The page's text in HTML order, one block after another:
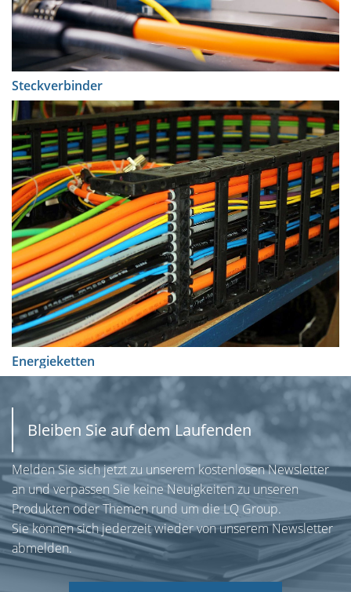
Steckverbinder
Energieketten
Bleiben Sie auf dem Laufenden
Melden Sie sich jetzt zu unserem kostenlosen Newsletter
an und verpassen Sie keine Neuigkeiten zu unseren
Produkten oder Themen rund um die LQ Group.
Sie können sich jederzeit wieder von unserem Newsletter
abmelden.